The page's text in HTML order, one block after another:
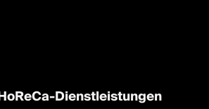
Dienstleistungen